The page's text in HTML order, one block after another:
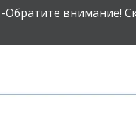
-Обратите внимание!